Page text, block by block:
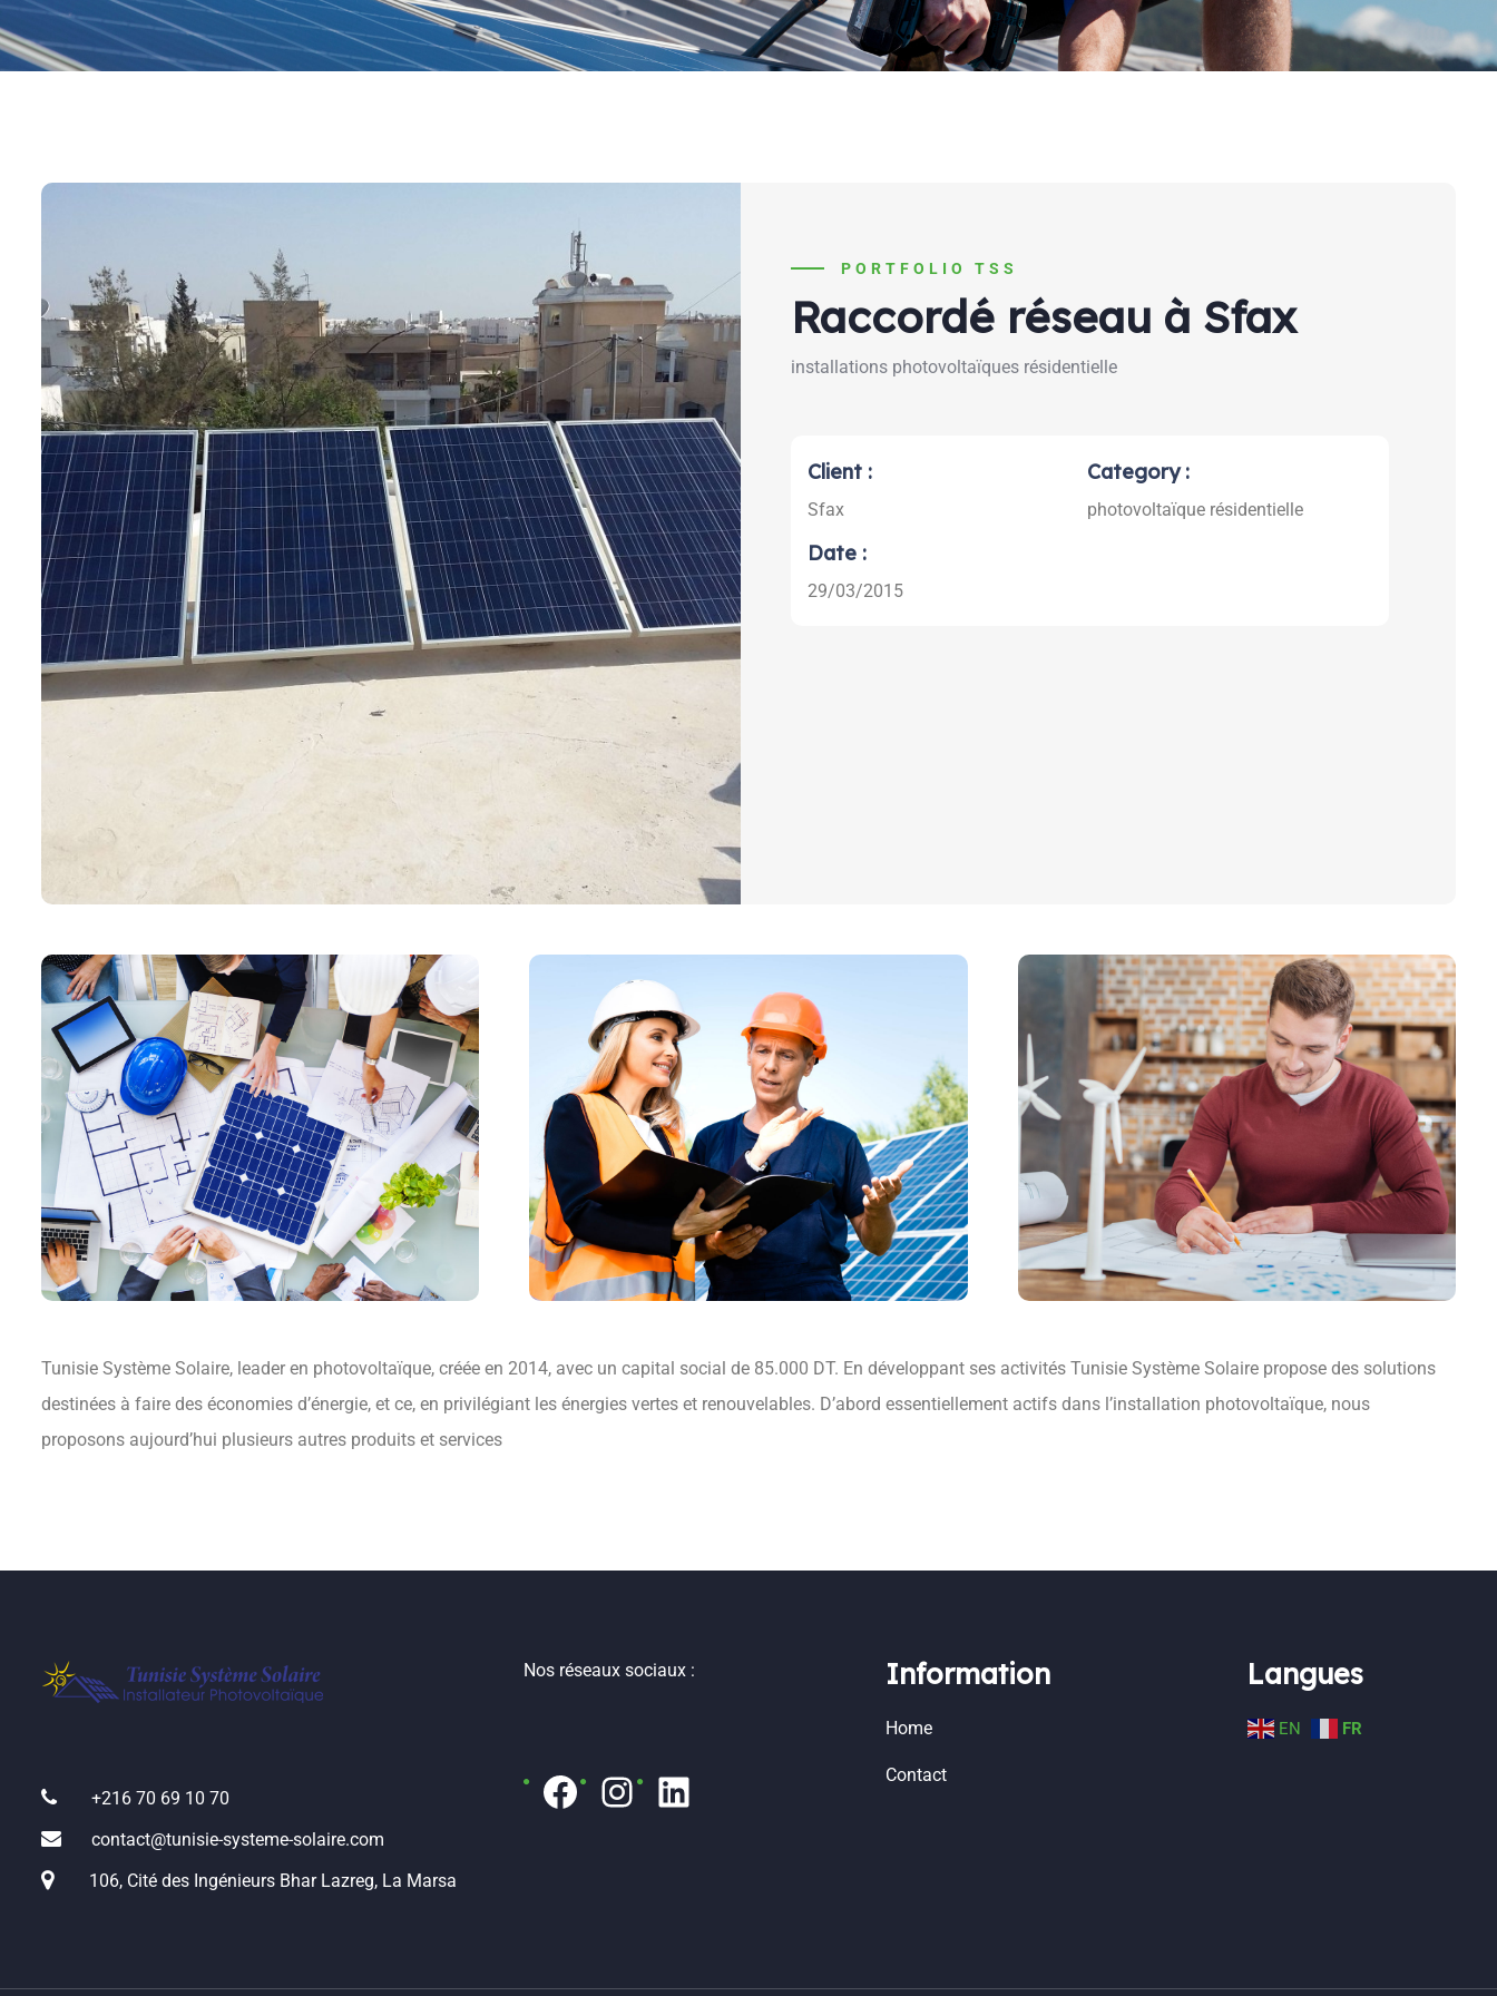
PORTFOLIO TSS
Raccordé réseau à Sfax
installations photovoltaïques résidentielle
Client :
Sfax
Category :
photovoltaïque résidentielle
Date :
29/03/2015
Tunisie Système Solaire, leader en photovoltaïque, créée en 2014, avec un capital social de 85.000 DT. En développant ses activités Tunisie Système Solaire propose des solutions
destinées à faire des économies d’énergie, et ce, en privilégiant les énergies vertes et renouvelables. D’abord essentiellement actifs dans l’installation photovoltaïque, nous
proposons aujourd’hui plusieurs autres produits et services
+216 70 69 10 70
contact@tunisie-systeme-solaire.com
106, Cité des Ingénieurs Bhar Lazreg, La Marsa
Nos réseaux sociaux : Information
Home
Contact
Langues
EN FR